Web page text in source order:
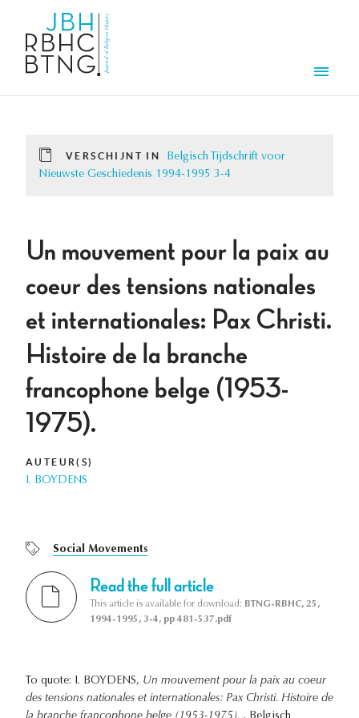
VERSCHIJNT IN
Belgisch Tijdschrift voor
Nieuwste Geschiedenis 1994-1995 3-4
Un mouvement pour la paix au
coeur des tensions nationales
et internationales: Pax Christi.
Histoire de la branche
francophone belge (1953-
1975).
AUTEUR(S)
I. BOYDENS
Social Movements
Read the full article
This article is available for download: BTNG-RBHC, 25,
1994-1995, 3-4, pp 481-537.pdf
To quote: I. BOYDENS, Un mouvement pour la paix au coeur
des tensions nationales et internationales: Pax Christi. Histoire de